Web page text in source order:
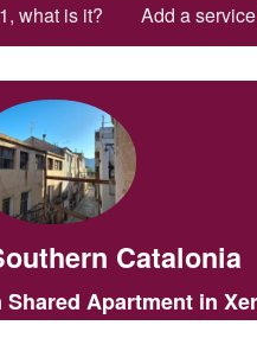
what is it? Add a
Catalonia
Apartment in